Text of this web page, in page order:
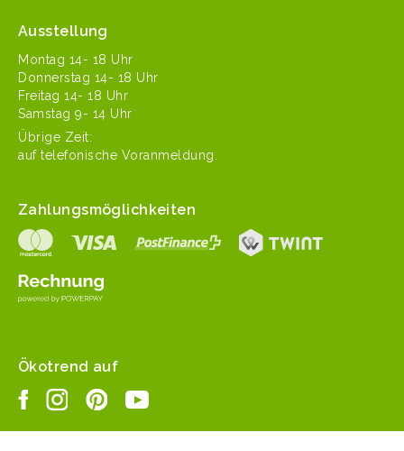
Ausstellung
Mon­tag 14- 18 Uhr
Don­ner­stag 14- 18 Uhr
Fre­itag 14- 18 Uhr
Sam­stag 9- 14 Uhr
Übrige Zeit:
auf tele­fonis­che Voranmeldung.
Zahlungsmöglichkeiten
Ökotrend auf